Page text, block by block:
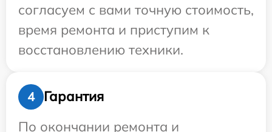
согласуем с вами точную стоимость,
время ремонта и приступим к
восстановлению техники.
4
Гарантия
По окончании ремонта и